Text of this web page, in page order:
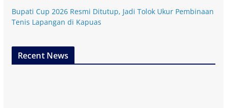
Bupati Cup 2026 Resmi Ditutup, Jadi Tolok Ukur Pembinaan
Tenis Lapangan di Kapuas
Recent News